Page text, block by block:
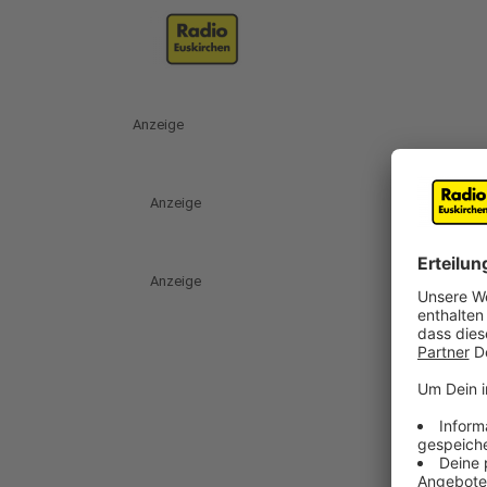
Anzeige
Anzeige
Anzeige